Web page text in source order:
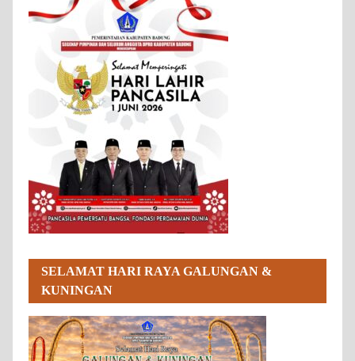
SELAMAT HARI RAYA GALUNGAN &
KUNINGAN